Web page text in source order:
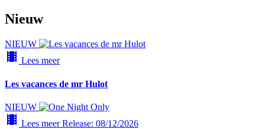
Nieuw
NIEUW
local_movies Lees meer
Les vacances de mr Hulot
NIEUW
local_movies Lees meer Release: 08/12/2026